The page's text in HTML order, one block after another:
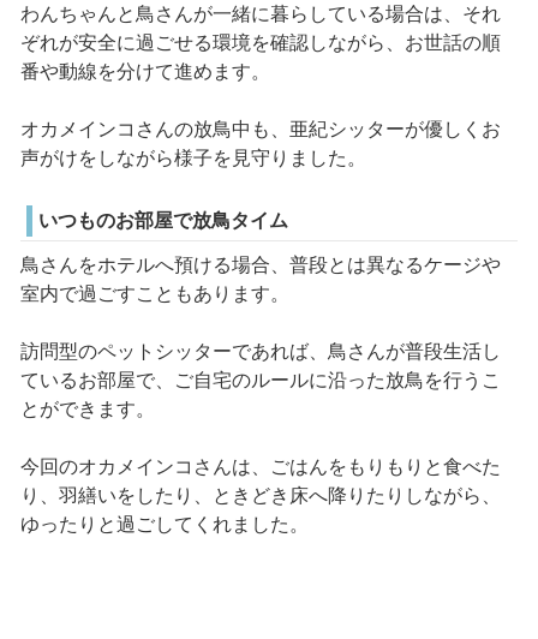
わんちゃんと鳥さんが一緒に暮らしている場合は、それ
ぞれが安全に過ごせる環境を確認しながら、お世話の順
番や動線を分けて進めます。
オカメインコさんの放鳥中も、亜紀シッターが優しくお
声がけをしながら様子を見守りました。
いつものお部屋で放鳥タイム
鳥さんをホテルへ預ける場合、普段とは異なるケージや
室内で過ごすこともあります。
訪問型のペットシッターであれば、鳥さんが普段生活し
ているお部屋で、ご自宅のルールに沿った放鳥を行うこ
とができます。
今回のオカメインコさんは、ごはんをもりもりと食べた
り、羽繕いをしたり、ときどき床へ降りたりしながら、
ゆったりと過ごしてくれました。